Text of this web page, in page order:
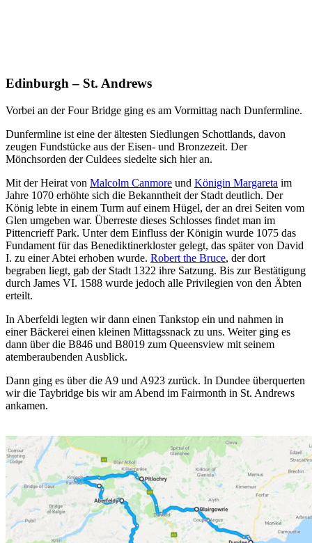
Edinburgh – St. Andrews
Vorbei an der Four Bridge ging es am Vormittag nach Dunfermline.
Dunfermline ist eine der ältesten Siedlungen Schottlands, davon
zeugen Fundstücke aus der Eisen- und Bronzezeit. Der
Mönchsorden der Culdees siedelte sich hier an.
Mit der Heirat von Malcolm Canmore und Königin Margareta im
Jahre 1070 erhöhte sich die Bekanntheit der Stadt deutlich. Der
König lebte in einem Turm auf einem Hügel, der an drei Seiten vom
Glen umgeben war. Überreste dieses Schlosses findet man im
Pittencrieff Park. Unter dem Einfluss der Königin wurde 1075 das
Fundament für das Benediktinerkloster gelegt, das später von David
I. zu einer Abtei erhoben wurde. Robert the Bruce, der dort
begraben liegt, gab der Stadt 1322 ihre Satzung. Bis zur Bestätigung
durch James VI. 1588 wurde jedoch alle Privilegien von den Äbten
erteilt.
In Aberfeldi legten wir dann einen Tankstop ein und nahmen in
einer Bäckerei einen kleinen Mittagssnack zu uns. Weiter ging es
dann über die B846 und B8019 zum Queensview mit seinem
atemberaubenden Ausblick.
Dann ging es über die A9 und A923 zurück. In Dundee überquerten
wir die Taybridge bis wir am Abend im Fairmonth in St. Andrews
ankamen.